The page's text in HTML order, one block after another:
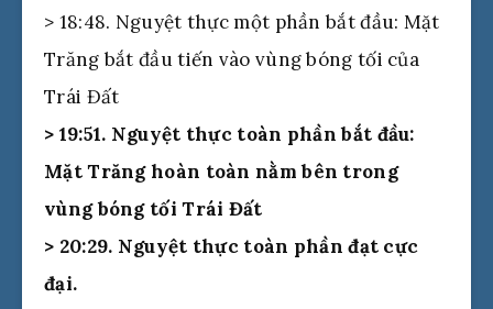
> 18:48. Nguyệt thực một phần bắt đầu: Mặt
Trăng bắt đầu tiến vào vùng bóng tối của
Trái Đất
> 19:51. Nguyệt thực toàn phần bắt đầu:
Mặt Trăng hoàn toàn nằm bên trong
vùng bóng tối Trái Đất
> 20:29. Nguyệt thực toàn phần đạt cực
đại.